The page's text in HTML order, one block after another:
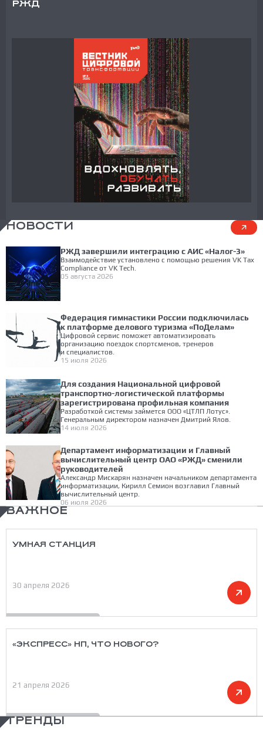
РЖД
НОВОСТИ
РЖД завершили интеграцию с АИС «Налог-3»
Взаимодействие установлено с помощью решения VK Tax
Compliance от VK Tech.
05 августа 2026
Федерация гимнастики России подключилась
к платформе делового туризма «ПоДелам»
Цифровой сервис поможет автоматизировать
организацию поездок спортсменов, тренеров
и специалистов.
15 июля 2026
Для создания Национальной цифровой
транспортно-логистической платформы
зарегистрирована профильная компания
Разработкой системы займется ООО «ЦТЛП Лотус».
Генеральным директором назначен Дмитрий Ялов.
14 июля 2026
Департамент информатизации и Главный
вычислительный центр ОАО «РЖД» сменили
руководителей
Александр Мискарян назначен начальником департамента
информатизации, Кирилл Семион возглавил Главный
вычислительный центр.
06 июля 2026
ВАЖНОЕ
УМНАЯ СТАНЦИЯ
30 апреля 2026
«ЭКСПРЕСС» НП, ЧТО НОВОГО?
21 апреля 2026
ТРЕНДЫ